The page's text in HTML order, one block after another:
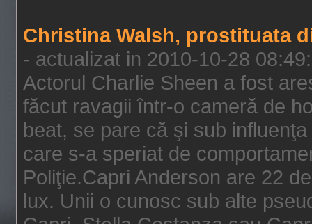
Christina Walsh, prostituata
- actualizat in 2010-10-28
Actorul Charlie Sheen a fost
făcut ravagii într-o cameră de
beat, se pare că şi sub
care s-a speriat de
Poliţie.Capri Anderson are 22
lux. Unii o cunosc sub alte